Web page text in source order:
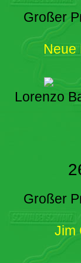
Großer
Neue
Lorenzo
Großer
Jim